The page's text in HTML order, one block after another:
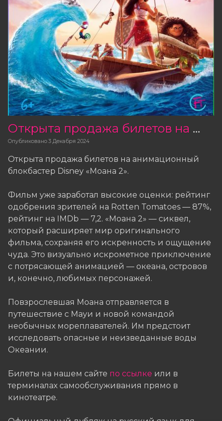
Открыта продажа билетов на фильм «Моана 2»
Опубликовано 3 Декабря 2024
Открыта продажа билетов на анимационный
блокбастер Disney «Моана 2».
Фильм уже заработал высокие оценки: рейтинг
одобрения зрителей на Rotten Tomatoes — 87%,
рейтинг на IMDb — 7,2. «Моана 2» — сиквел,
который расширяет мир оригинального
фильма, сохраняя его искренность и ощущение
чуда. Это визуально искрометное приключение
с потрясающей анимацией — океана, островов
и, конечно, любимых персонажей.
Повзрослевшая Моана отправляется в
путешествие с Мауи и новой командой
необычных мореплавателей. Им предстоит
исследовать опасные и неизведанные воды
Океании.
Билеты на нашем сайте по ссылке или в
терминалах самообслуживания прямо в
кинотеатре.